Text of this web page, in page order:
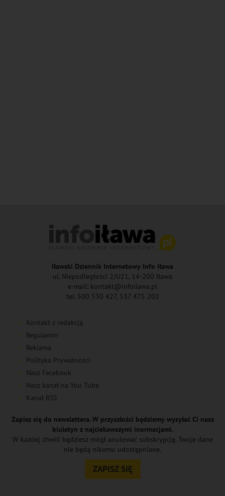
Iławski Dziennik Internetowy Info Iława
ul. Niepodległości 2/U21, 14-200 Iława
e-mail: kontakt@infoilawa.pl
tel. 500 530 427, 537 475 202
Kontakt z redakcją
Regulamin
Reklama
Polityka Prywatności
Nasz Facebook
Nasz kanał na You Tube
Kanał RSS
Zapisz się do newslettera. W przyszłości będziemy wysyłać Ci nasz
biuletyn z najciekawszymi inormacjami.
W każdej chwili będziesz mógł anulować subskrypcję. Twoje dane
nie będą nikomu udostępniane.
ZAPISZ SIĘ